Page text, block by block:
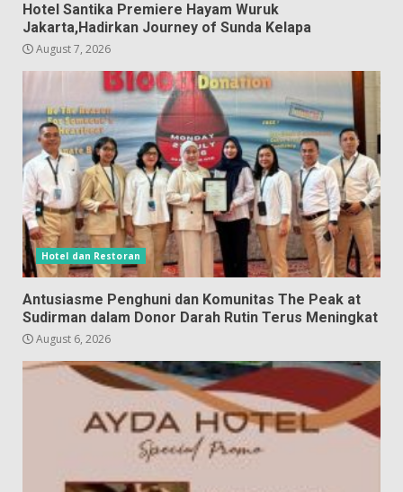
Hotel Santika Premiere Hayam Wuruk
Jakarta,Hadirkan Journey of Sunda Kelapa
August 7, 2026
Hotel dan Restoran
Antusiasme Penghuni dan Komunitas The Peak at
Sudirman dalam Donor Darah Rutin Terus Meningkat
August 6, 2026